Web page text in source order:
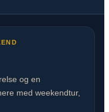
og en
med weekendtur,